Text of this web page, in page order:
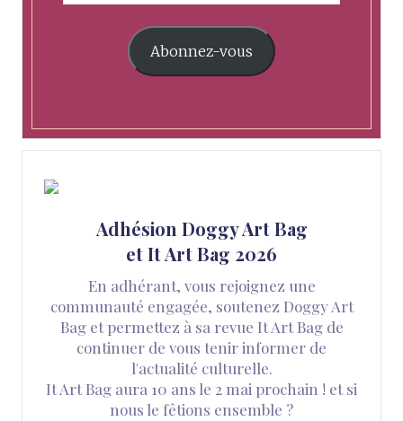
Abonnez-vous
Adhésion Doggy Art Bag
et It Art Bag 2026
En adhérant, vous rejoignez une
communauté engagée, soutenez Doggy Art
Bag et permettez à sa revue It Art Bag de
continuer de vous tenir informer de
l'actualité culturelle.
It Art Bag aura 10 ans le 2 mai prochain ! et si
nous le fêtions ensemble ?